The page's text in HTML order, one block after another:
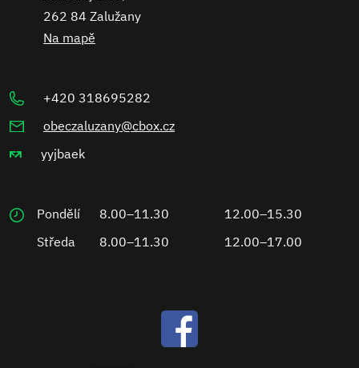
262 84 Zalužany
Na mapě
+420 318695282
obeczaluzany@cbox.cz
yyjbaek
Pondělí 8.00–11.30
12.00–15.30
Středa
8.00–11.30 12.00–17.00